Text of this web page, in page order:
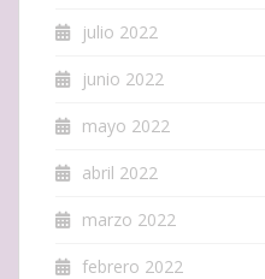
julio 2022
junio 2022
mayo 2022
abril 2022
marzo 2022
febrero 2022